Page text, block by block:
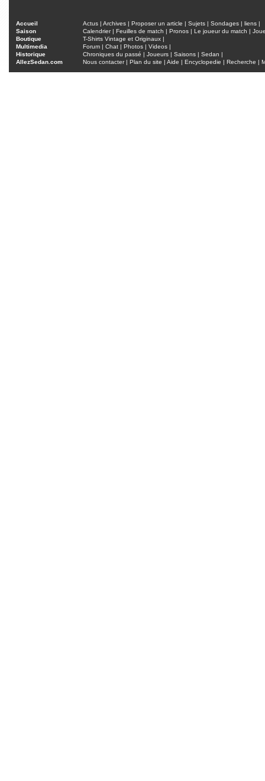
Accueil Actus | Archives | Proposer un article | Sujets | Sondages | liens |
Saison
Calendrier| Feuilles de match | Pronos | Le joueur du match |
Boutique
T-Shirts Vintage et Originaux |
Multimedia
Forum | Chat | Photos | Videos |
Historique
Chroniques du passé | Joueurs | Saisons | Sedan |
AllezSedan.com
Nous contacter| Plan du site | Aide | Encyclopedie | Recherche |